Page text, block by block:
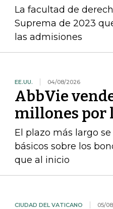
La facultad de
Suprema de 2023
las admisiones
EE.UU. 04/08/2026
AbbVie
millones por
El plazo más largo
básicos sobre los
que al inicio
CIUDAD DEL VATICANO 05/